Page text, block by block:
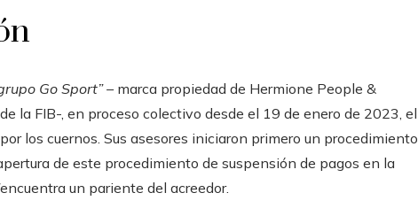
Go Sport” – marca propiedad de Hermione People &
la FIB-, en proceso colectivo desde el 19 de enero de 2023, el
los cuernos. Sus asesores iniciaron primero un procedimiento
de este procedimiento de suspensión de pagos en la
encuentra un pariente del acreedor.